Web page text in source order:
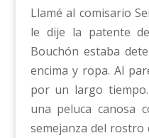
Llamé al comisario
le dije la patente
Bouchón estaba
encima y ropa. Al
por un largo
una peluca canosa
semejanza del